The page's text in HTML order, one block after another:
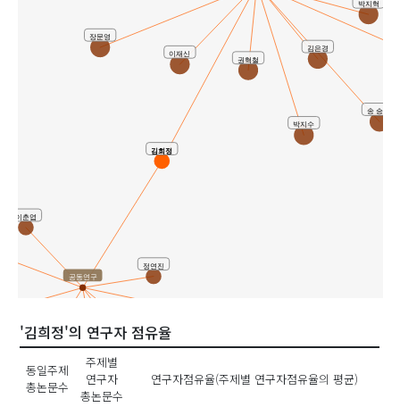
이춘엽
정연진
이승희
홍기훈
정혜림
권혁철
김은경
박지수
박지혁
송 승 일
이재신
장문영
김희정
공동연구
'김희정'의 연구자 점유율
동일주제
총논문수
주제별
연구자
총논문수
연구자점유율(주제별 연구자점유율의 평균)